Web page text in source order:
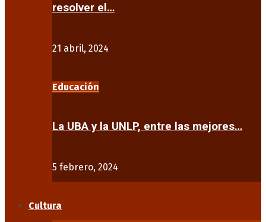
resolver el…
21 abril, 2024
Educación
La UBA y la UNLP, entre las mejores…
5 febrero, 2024
Cultura